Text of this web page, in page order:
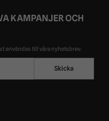
KAMPANJER OCH
användas till våra nyhetsbrev.
Skicka